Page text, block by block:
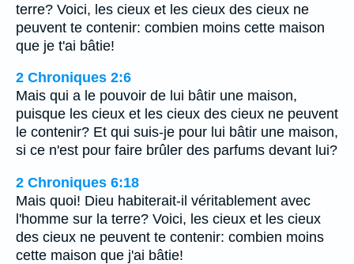
terre? Voici, les cieux et les cieux des cieux ne
peuvent te contenir: combien moins cette maison
que je t'ai bâtie!
2 Chroniques 2:6
Mais qui a le pouvoir de lui bâtir une maison,
puisque les cieux et les cieux des cieux ne peuvent
le contenir? Et qui suis-je pour lui bâtir une maison,
si ce n'est pour faire brûler des parfums devant lui?
2 Chroniques 6:18
Mais quoi! Dieu habiterait-il véritablement avec
l'homme sur la terre? Voici, les cieux et les cieux
des cieux ne peuvent te contenir: combien moins
cette maison que j'ai bâtie!